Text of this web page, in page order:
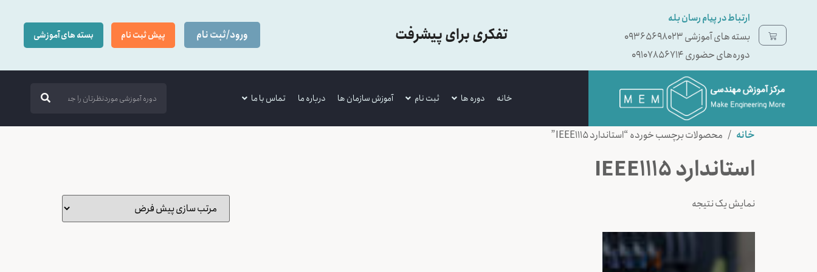
ارتباط در پیام رسان بله
بسته ‌های آموزشی 09365698023
دوره‌های حضوری 09107856714
تفکری برای پیشرفت ورود/ثبت نام پیش ثبت نام بسته های آموزشی
خانه دوره ها ثبت نام آموزش سازمان ها درباره ما تماس با ما
خانه / محصولات برچسب خورده “استاندارد IEEE1115”
استاندارد IEEE1115
نمایش یک نتیجه